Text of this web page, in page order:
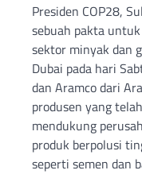
Presiden COP28,
sebuah pakta
sektor minyak dan
Dubai pada hari
dan Aramco dari
produsen yang
mendukung
produk berpolusi
seperti semen dan